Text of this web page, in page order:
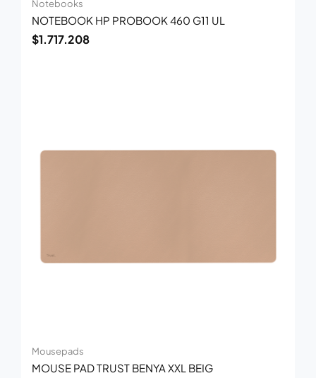
Notebooks
NOTEBOOK HP PROBOOK 460 G11 UL
$1.717.208
Mousepads
MOUSE PAD TRUST BENYA XXL BEIG